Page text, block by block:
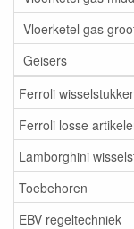
Vloerketel gas
Geisers
Ferroli
Ferroli losse
Lamborghini
Toebehoren
EBV regeltechniek